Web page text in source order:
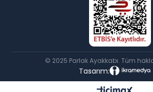
© 2025 Parlak Ayakkabı. Tüm
Tasarım: